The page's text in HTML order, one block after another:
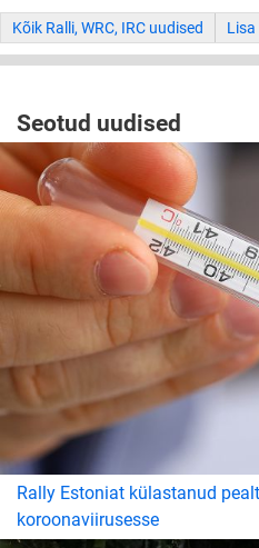
Kõik Ralli, WRC, IRC uudised
Seotud uudised
Rally Estoniat külastanud
koroonaviirusesse